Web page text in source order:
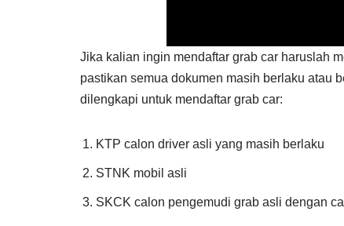
Jika kalian ingin mendaftar grab car haruslah
pastikan semua dokumen masih berlaku atau
dilengkapi untuk mendaftar grab car:
KTP calon driver asli yang masih berlaku
STNK mobil asli
SKCK calon pengemudi grab asli dengan